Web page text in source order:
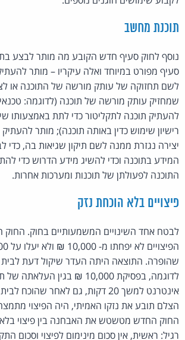
תוכנת מחשב
נוסף לחוק סעיף חדש הקובע מה מותר לבצע
סעיף מפורט במיוחד ואלה עיקריו – מותר
לשם תחזוקה של עותק מורשה של התוכנה או
שמחזיק עותק מורשה של תוכנה (לדוגמה:
להעתיק תוכנה לתקליטור כדי לתת באמצעותו
רישיון שימוש כדין באותה תוכנה); מותר להעתיק
יצירה נגזרת ממנה לשם תיקון שגיאות בה,
המידע בתוכנה וכדי להשיג מידע הדרוש כדי
התוכנה לפעולתן של תוכנות ומערכות אחרות.
פיצויים בלא הוכחת נזק
לבטח אחד השינויים המשמעותיים בחוק. החוק
שהופרה. התוצאה היתה העדר שיקול דעת
לדוגמה, בפסיקת 10,000 ₪ בגין
אינטרנט למשך 20 דקות, גם לאחר
החוק החדש מטשטש את האבחנה בין פיצוי בלא
רגיל: ראשית, אין סכום מינימום לפיצוי וסכום